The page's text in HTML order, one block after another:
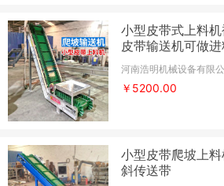
小型皮带式上料
皮带输送机可做
河南浩明机械设备有限
￥5200.00
小型皮带爬坡上
斜传送带